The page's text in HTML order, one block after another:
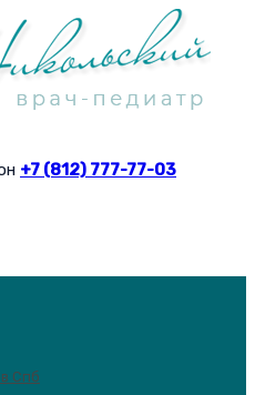
+7 (812) 777-77-03
Спб